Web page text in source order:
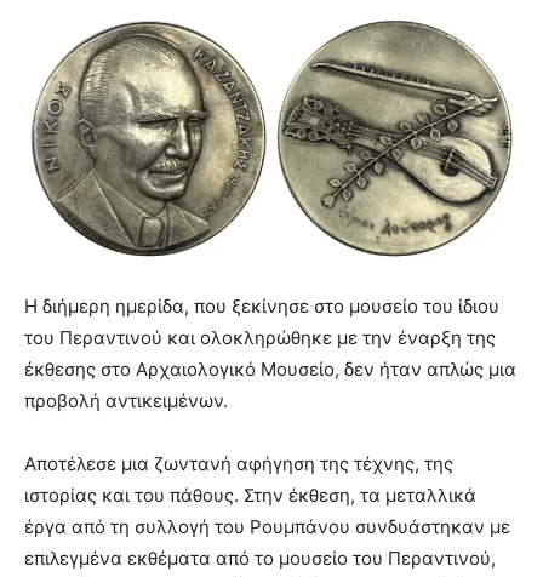
Η διήμερη ημερίδα, που ξεκίνησε στο μουσείο του ίδιου
του Περαντινού και ολοκληρώθηκε με την έναρξη της
έκθεσης στο Αρχαιολογικό Μουσείο, δεν ήταν απλώς μια
προβολή αντικειμένων.
Αποτέλεσε μια ζωντανή αφήγηση της τέχνης, της
ιστορίας και του πάθους. Στην έκθεση, τα μεταλλικά
έργα από τη συλλογή του Ρουμπάνου συνδυάστηκαν με
επιλεγμένα εκθέματα από το μουσείο του Περαντινού,